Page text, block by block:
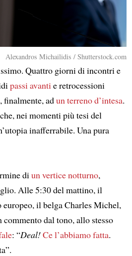
Alexandros Michailidis / Shutterstock.com
Quattro giorni di incontri e
passiavantie retrocessioni
finalmente, adun terreno d’intesa.
nei momenti più tesi del
inafferrabile. Una pura
diun vertice notturno,
Alle 5:30 del mattino, il
il belga Charles Michel,
dal tono, allo stesso
: “Deal!Ce l’abbiamo fatta.